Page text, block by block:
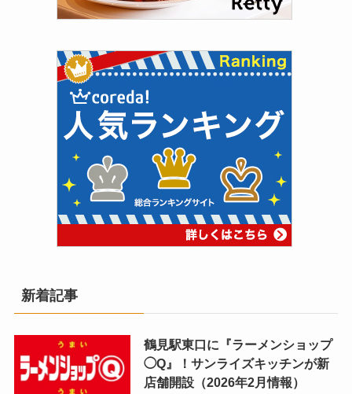
新着記事
鶴見駅東口に『ラーメンショップ
◯Q』！サンライズキッチンが新
店舗開設（2026年2月情報）